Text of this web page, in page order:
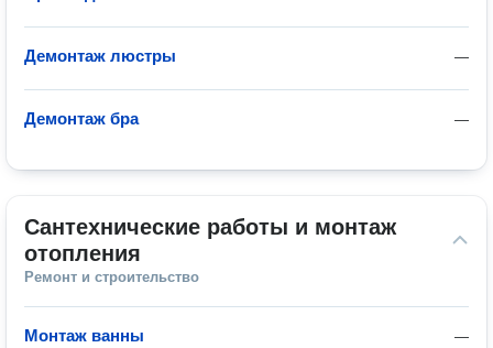
—
Демонтаж люстры
—
Демонтаж бра
Сантехнические работы и монтаж
отопления
Ремонт и строительство
—
Монтаж ванны